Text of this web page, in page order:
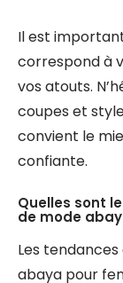
Il est
correspond à
vos atouts.
coupes et
convient le
confiante.
Quelles sont
de mode
Les
abaya pour